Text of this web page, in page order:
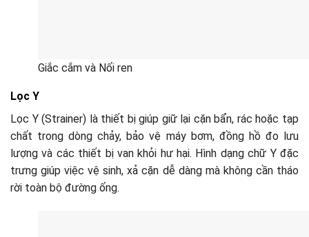
Giắc cắm và Nối ren
Lọc Y
Lọc Y (Strainer) là thiết bị giúp giữ lại cặn bẩn, rác hoặc tạp
chất trong dòng chảy, bảo vệ máy bơm, đồng hồ đo lưu
lượng và các thiết bị van khỏi hư hại. Hình dạng chữ Y đặc
trưng giúp việc vệ sinh, xả cặn dễ dàng mà không cần tháo
rời toàn bộ đường ống.